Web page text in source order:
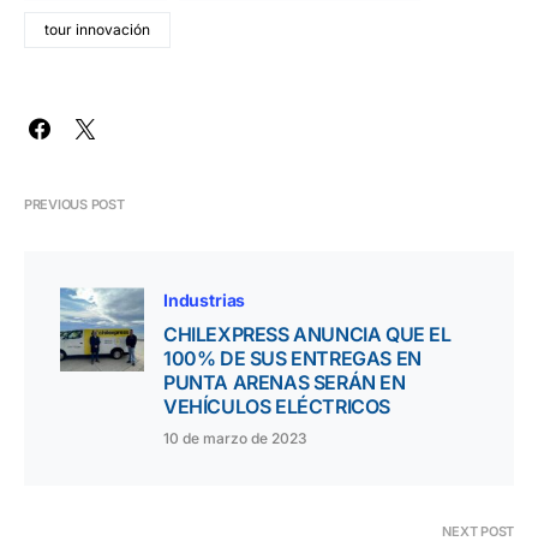
tour innovación
PREVIOUS POST
Industrias
CHILEXPRESS ANUNCIA QUE EL
100% DE SUS ENTREGAS EN
PUNTA ARENAS SERÁN EN
VEHÍCULOS ELÉCTRICOS
10 de marzo de 2023
NEXT POST